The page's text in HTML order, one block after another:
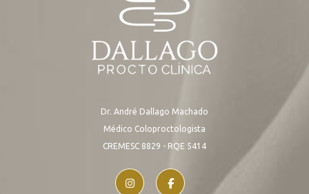
Dr. André Dallago Machado
Médico Coloproctologista
CREMESC 8829 - RQE 5414